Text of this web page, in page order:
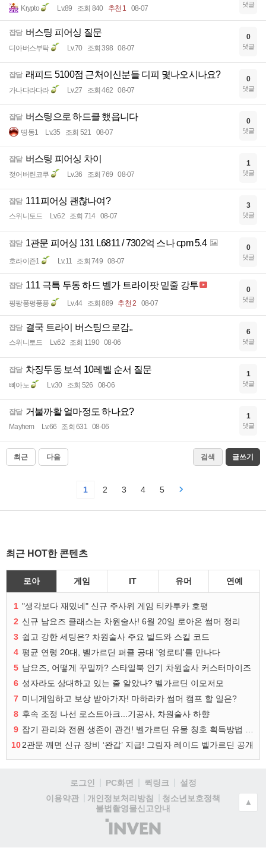
Krypto Lv.89 조회 840 추천 1 08-07 댓글
잡담 버스팅 피어싱 질문
디아버스부탁 Lv.70 조회 398 08-07
0
댓글
잡담 래피드 5100점 근처이신분들 디피 몇나오시나요?
가나다라다라 Lv.27 조회 462 08-07
0
댓글
잡담 버스팅으로 하드클 했읍니다
띵동1 Lv.35 조회 521 08-07
0
댓글
잡담 버스팅 피어싱 차이
젖어버린코쿠 Lv.36 조회 769 08-07
1
댓글
잡담 111피어싱 괜찮나여?
스위니토드 Lv.62 조회 714 08-07
3
댓글
잡담 1관문 피어싱 131 L6811 / 7302억 스나 cpm 5.4
호라이즌1 Lv.11 조회 749 08-07
0
댓글
잡담 111 극특 두동 하드 벨가 트라이팟 밑줄 강투
핑팡퐁펑풍픙 Lv.44 조회 889 추천 2 08-07
0
댓글
잡담 결국 트라이 버스팅으로감..
스위니토드 Lv.62 조회 1190 08-06
6
댓글
잡담 차징두동 보석 10레벨 순서 질문
삐아노 Lv.30 조회 526 08-06
1
댓글
잡담 거불까활 얼마정도 하나요?
Mayhem Lv.66 조회 631 08-06
1
댓글
최근 다음 검색 글쓰기
1 2 3 4 5
최근 HOT한 콘텐츠
로아 게임 IT 유머 연예
1 "생각보다 재밌네" 신규 주사위 게임 티카투카 호평
2 신규 남요즈 클래스는 차원술사! 6월 20일 로아온 썸머 정리
3 쉽고 강한 세팅은? 차원술사 주요 빌드와 스킬 코드
4 평균 연령 20대, 벨가르딘 퍼클 공대 '영로티'를 만나다
5 남요즈, 어떻게 꾸밀까? 스타일북 인기 차원술사 커스터마이즈
6 성자라도 상대하고 있는 줄 알았나? 벨가르딘 이모저모
7 미니게임하고 보상 받아가자! 마하라카 썸머 캠프 할 일은?
8 후속 조정 나선 로스트아크...기공사, 차원술사 하향
9
102관문 깨면 신규 장비 ‘완갑’ 지급! 그림자 레이드 벨가르딘 공개
로그인 PC화면 퀵링크
설정
이용약관
개인정보처리방침
청소년보호정책
불법촬영물신고안내
(주)
인
▲